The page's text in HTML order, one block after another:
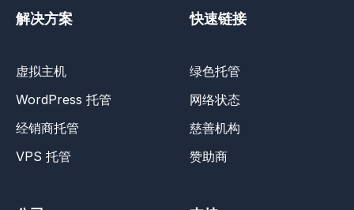
解决方案
虚拟主机
WordPress 托管
经销商托管
VPS 托管
快速链接
绿色托管
网络状态
慈善机构
赞助商